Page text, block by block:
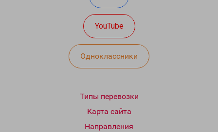
YouTube
Одноклассники
Типы перевозки
Карта сайта
Направления